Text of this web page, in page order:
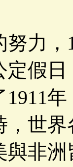
，
定假
，世
與非